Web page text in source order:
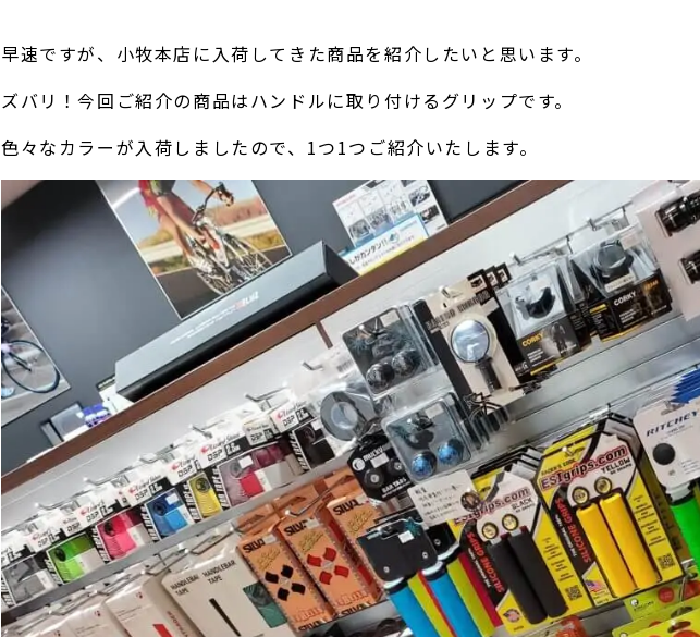
早速ですが、小牧本店に入荷してきた商品を紹介したいと思います。
ズバリ！今回ご紹介の商品はハンドルに取り付けるグリップです。
色々なカラーが入荷しましたので、1つ1つご紹介いたします。